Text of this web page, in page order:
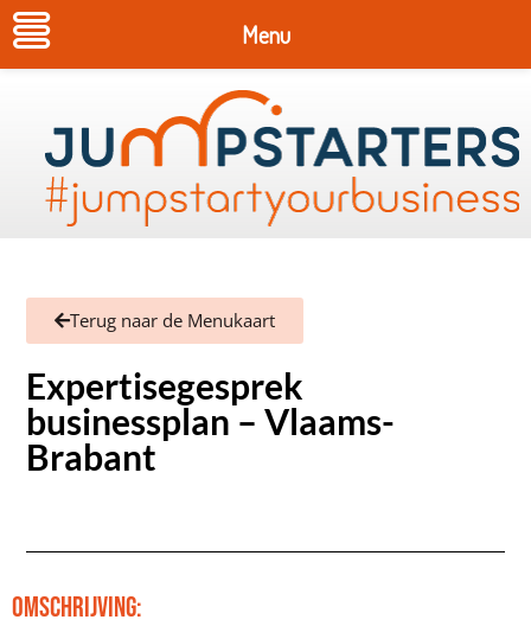
Terug naar de Menukaart
Expertisegesprek
businessplan – Vlaams-
Brabant
Omschrijving:
Menu